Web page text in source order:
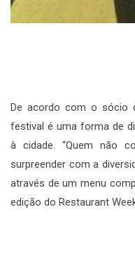
De acordo com o sócio
festival é uma forma de
à cidade. “Quem não
surpreender com a
através de um menu
edição do Restaurant